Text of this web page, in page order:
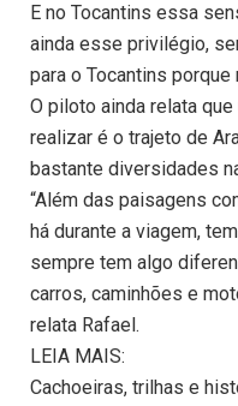
E no Tocantins essa
ainda esse privilégio,
para o Tocantins porque
O piloto ainda relata
realizar é o trajeto de
bastante diversidades
“Além das paisagens
há durante a viagem,
sempre tem algo
carros, caminhões e
relata Rafael.
LEIA MAIS:
Cachoeiras, trilhas e